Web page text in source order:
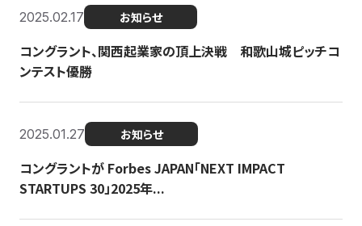
2025.02.17 お知らせ
コングラント、関西起業家の頂上決戦 和歌山城ピッチコ
ンテスト優勝
2025.01.27 お知らせ
コングラントが Forbes JAPAN「NEXT IMPACT
STARTUPS 30」2025年...